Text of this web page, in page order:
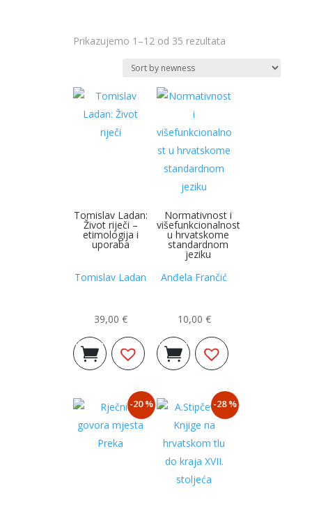
Prikazujemo 1–12 od 35 rezultataPoredano
najnovijem
Tomislav Ladan:
Život riječi –
etimologija i
uporaba
Tomislav Ladan
39,00 €
Dodaj u
košaricu
Normativnost i
višefunkcionalnost
u hrvatskome
standardnom
jeziku
Anđela Frančić
10,00 €
Dodaj u
košaricu
-20 % -28 %